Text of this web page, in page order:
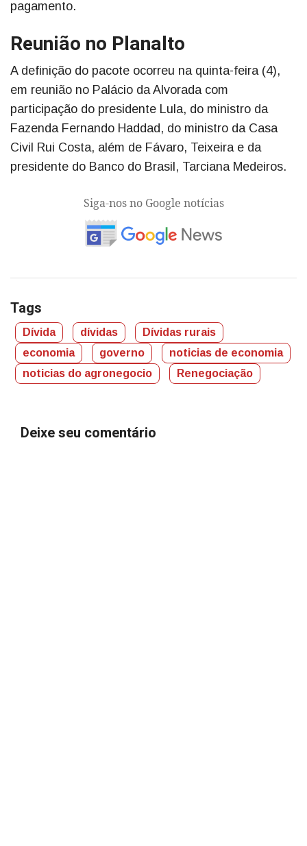
pagamento.
Reunião no Planalto
A definição do pacote ocorreu na quinta-feira (4),
em reunião no Palácio da Alvorada com
participação do presidente Lula, do ministro da
Fazenda Fernando Haddad, do ministro da Casa
Civil Rui Costa, além de Fávaro, Teixeira e da
presidente do Banco do Brasil, Tarciana Medeiros.
Siga-nos no Google notícias
Tags
Dívida dívidas
Dívidas rurais
economia
governo
noticias de economia
noticias do agronegocio
Renegociação
Deixe seu comentário